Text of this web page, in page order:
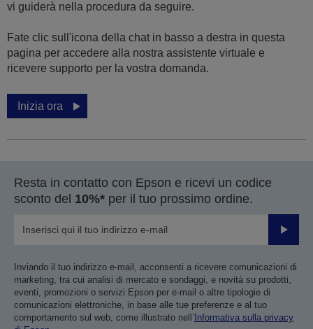
vi guiderà nella procedura da seguire.
Fate clic sull'icona della chat in basso a destra in questa
pagina per accedere alla nostra assistente virtuale e
ricevere supporto per la vostra domanda.
Inizia ora
Resta in contatto con Epson e ricevi un codice
sconto del 10%* per il tuo prossimo ordine.
Invia
Inviando il tuo indirizzo e-mail, acconsenti a ricevere comunicazioni di
marketing, tra cui analisi di mercato e sondaggi, e novità su prodotti,
eventi, promozioni o servizi Epson per e-mail o altre tipologie di
comunicazioni elettroniche, in base alle tue preferenze e al tuo
comportamento sul web, come illustrato nell’ Informativa sulla privacy